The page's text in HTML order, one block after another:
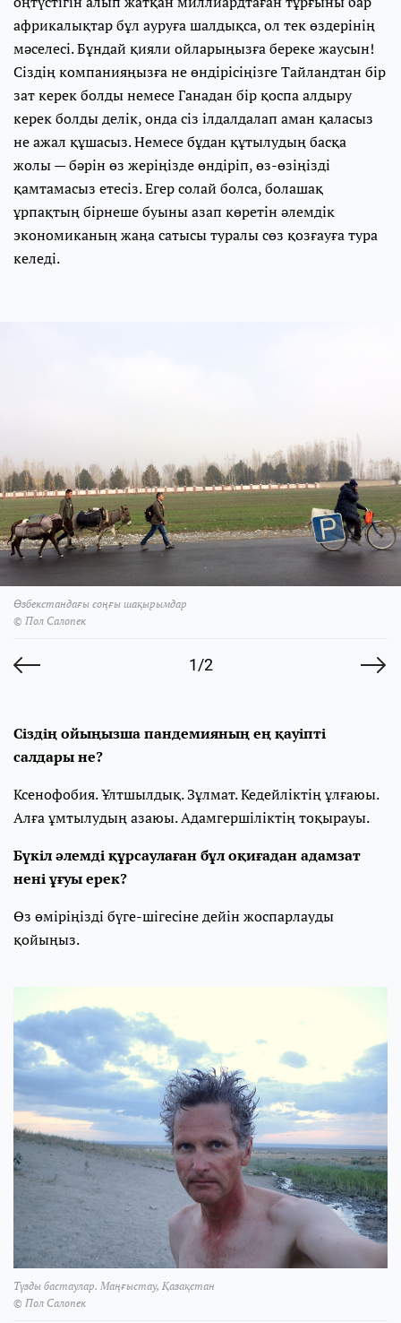
африкалықтар бұл ауруға шалдықса, ол тек өздерінің
мәселесі. Бұндай қияли ойларыңызға береке жаусын!
Сіздің компанияңызға не өндірісіңізге Тайландтан бір
зат керек болды немесе Ганадан бір қоспа алдыру
керек болды делік, онда сіз ілдалдалап аман қаласыз
не ажал құшасыз. Немесе бұдан құтылудың басқа
жолы — бәрін өз жеріңізде өндіріп, өз-өзіңізді
қамтамасыз етесіз. Егер солай болса, болашақ
ұрпақтың бірнеше буыны азап көретін әлемдік
экономиканың жаңа сатысы туралы сөз қозғауға тура
келеді.
1/2
Өзбекстандағы соңғы шақырымдар
© Пол Салопек
Сіздің ойыңызша пандемияның ең қауіпті
салдары не?
Ксенофобия. Ұлтшылдық. Зұлмат. Кедейліктің ұлғаюы.
Алға ұмтылудың азаюы. Адамгершіліктің тоқырауы.
Бүкіл әлемді құрсаулаған бұл оқиғадан адамзат
нені ұғуы ерек?
Өз өміріңізді бүге-шігесіне дейін жоспарлауды
қойыңыз.
Түзды бастаулар. Маңғыстау, Қазақстан
© Пол Салопек